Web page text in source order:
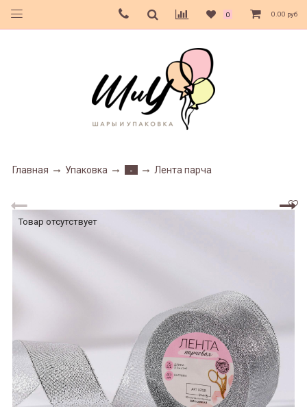
0 0.00 руб
Главная Упаковка - Лента парча
Товар отсутствует